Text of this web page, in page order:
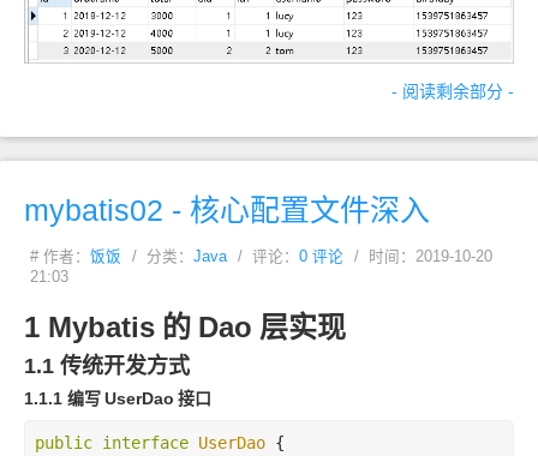
- 阅读剩余部分 -
mybatis02 - 核心配置文件深入
# 作者： 饭饭 / 分类： Java / 评论： 0 评论
/ 时间：2019-10-20
21:03
1 Mybatis 的 Dao 层实现
1.1 传统开发方式
1.1.1 编写UserDao 接口
public interface UserDao {